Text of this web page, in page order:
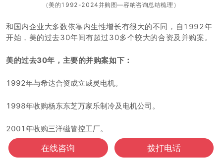
（美的1992-2024并购图—容纳咨询总结梳理）
和国内企业大多数依靠内生性增长有很大的不同，自1992年
开始，美的过去30年间有超过30多个较大的合资及并购案。
美的过去30年，主要的并购案如下：
1992年与希达合资成立威灵电机。
1998年收购杨东东芝万家乐制冷及电机公司。
2001年收购三洋磁管控工厂。
2004年成为华凌大股东，进入冰箱行业。
在线咨询 拨打电话